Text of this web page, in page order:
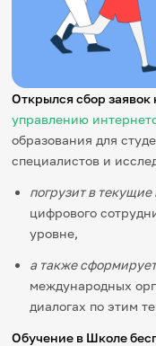
Игры и
Игра «Знания»
Знания в тестах
Викторина
Словарь
Настолка
Памятки
Комиксы
Педагогам
Школа наставников
Методика
Секреты кода
Незрячим
Открылся сбор заявок
управлению
образования для
специалистов и
погрузит в
цифрового
уровне,
а также
международных
диалогах по этим
Обучение в Школе